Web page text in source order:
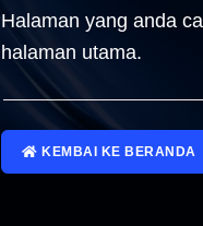
Halaman yang anda
halaman utama.
KEMBAI KE BERANDA